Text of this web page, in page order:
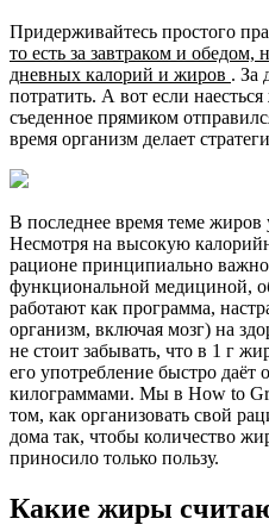
Придерживайтесь простого
то есть за завтраком и
дневных калорий и жиров . За
потратить. А вот если
съеденное прямиком
время организм делает
В последнее время теме жиров
Несмотря на высокую
рационе принципиально
функциональной медициной,
работают как программа,
организм, включая мозг) на
не стоит забывать, что в 1 г
его употребление быстро даёт
килограммами. Мы в How to
том, как организовать свой
дома так, чтобы количество
приносило только пользу.
Какие жиры